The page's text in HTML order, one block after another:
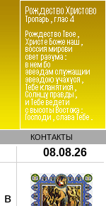
КОНТАКТЫ
08.08.26
в